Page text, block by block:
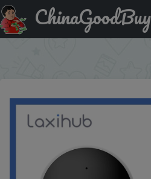
Код на знижку $9/24 IP-камера
2,4 ГГц
ChinaGoodBuy